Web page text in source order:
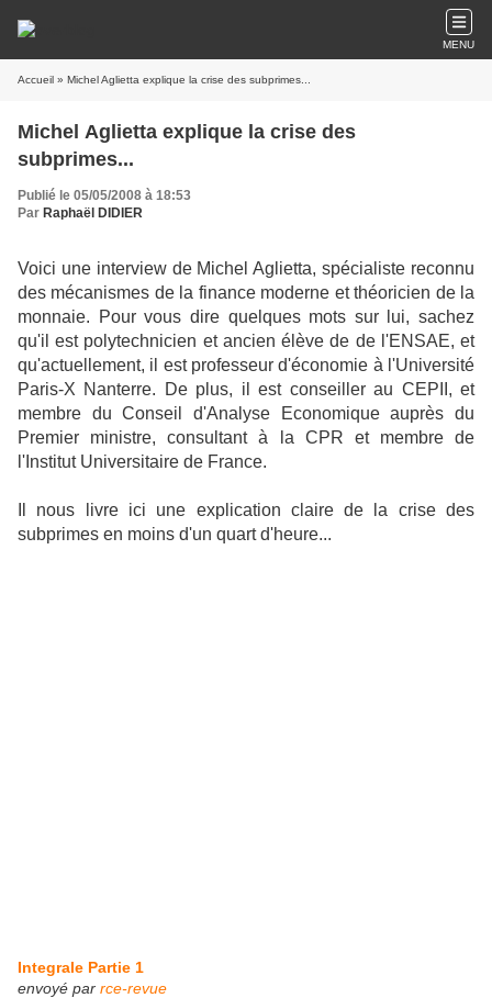
MENU
Accueil » Michel Aglietta explique la crise des subprimes...
Michel Aglietta explique la crise des
subprimes...
Publié le 05/05/2008 à 18:53
Par Raphaël DIDIER
Voici une interview de Michel Aglietta, spécialiste reconnu
des mécanismes de la finance moderne et théoricien de la
monnaie. Pour vous dire quelques mots sur lui, sachez
qu'il est polytechnicien et ancien élève de de l'ENSAE, et
qu'actuellement, il est professeur d'économie à l'Université
Paris-X Nanterre. De plus, il est conseiller au CEPII, et
membre du Conseil d'Analyse Economique auprès du
Premier ministre, consultant à la CPR et membre de
l'Institut Universitaire de France.
Il nous livre ici une explication claire de la crise des
subprimes en moins d'un quart d'heure...
Integrale Partie 1
envoyé par rce-revue